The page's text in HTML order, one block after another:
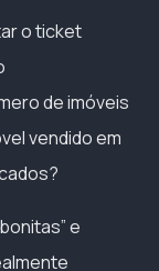
o ticket
de imóveis
vendido em
e